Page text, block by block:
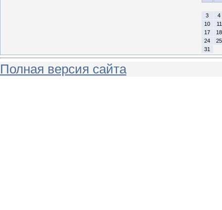
3
4
10
11
17
18
24
25
31
Полная версия сайта